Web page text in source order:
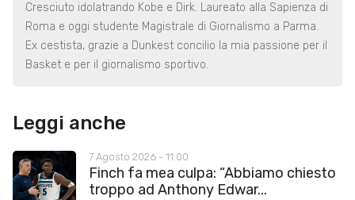
Cresciuto idolatrando Kobe e Dirk. Laureato alla Sapienza di
Roma e oggi studente Magistrale di Giornalismo a Parma.
Ex cestista, grazie a Dunkest concilio la mia passione per il
Basket e per il giornalismo sportivo.
Leggi anche
7 Agosto 2026 - 11:00
Finch fa mea culpa: “Abbiamo chiesto
troppo ad Anthony Edwar...